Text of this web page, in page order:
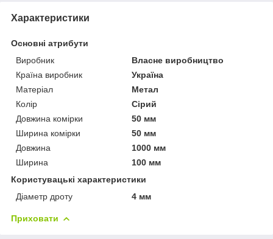
Характеристики
Основні атрибути
Виробник
Власне виробництво
Країна виробник
Україна
Матеріал
Метал
Колір
Сірий
Довжина комірки
50 мм
Ширина комірки
50 мм
Довжина
1000 мм
Ширина
100 мм
Користувацькі характеристики
Діаметр дроту
4 мм
Приховати